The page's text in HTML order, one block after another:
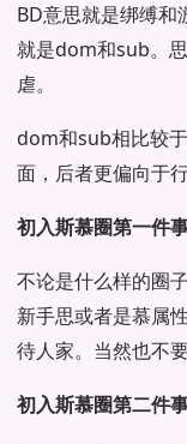
BD意思就是绑缚和
就是dom和sub。
虐。
dom和sub相比较
面，后者更偏向于
初入斯慕圈第一件
不论是什么样的圈
新手思或者是慕属
待人家。当然也不
初入斯慕圈第二件